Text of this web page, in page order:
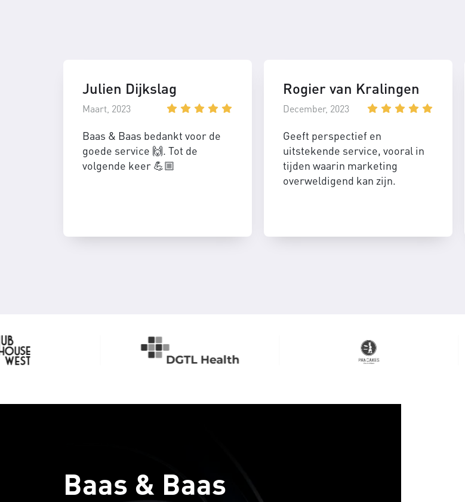
Julien Dijkslag
Maart, 2023
Baas & Baas bedankt voor de
goede service 🙌. Tot de
volgende keer 💪🏼
Rogier van Kralingen
December, 2023
Geeft perspectief en
uitstekende service, vooral in
tijden waarin marketing
overweldigend kan zijn.
Baas & Baas